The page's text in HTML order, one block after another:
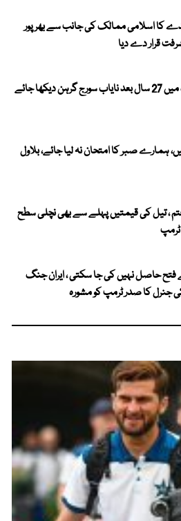
کا اسلامی ممالک کی جانب سے بھرپور
قرار دے دیا
برطانیہ اور آئرلینڈ میں 27 سال بعد نایاب سورج گرہن دیکھا جائے
ہمارے صبر کا امتحان نہ لیا جائے، بلاول
، تیل کی قیمتیں پہلے سے بھی نچلی سطح
ٹرمپ
حاصل نہیں کی جا سکتی ، ایران جنگ
جنرل کا صدر ٹرمپ کو مشورہ